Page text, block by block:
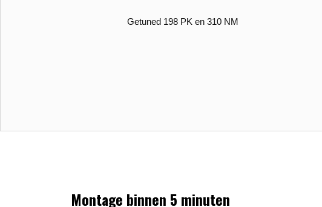
Getuned 198 PK en 310 NM
Montage binnen 5 minuten